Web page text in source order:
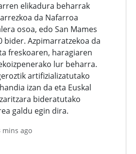
elikadura beharrak
da Nafarroa
osoa, edo San Mames
bider. Azpimarratzekoa da
freskoaren, haragiaren
lur beharra.
artifizializatutako
izan da eta Euskal
bideratutako
galdu egin dira.
mins ago